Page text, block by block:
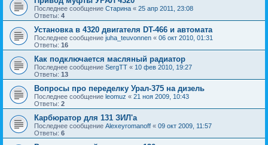
Последнее сообщение Старина « 25 апр 2011, 23:08
Ответы: 4
Установка в 4320 двигателя DT-466 и автомата
Последнее сообщение juha_teuvonnen « 06 окт 2010, 01:31
Ответы: 16
Как подключается масляный радиатор
Последнее сообщение SergTT « 10 фев 2010, 19:27
Ответы: 13
Вопросы про переделку Урал-375 на дизель
Последнее сообщение leomuz « 21 ноя 2009, 10:43
Ответы: 2
Карбюратор для 131 ЗИЛ'а
Последнее сообщение Alexeyromanoff « 09 окт 2009, 11:57
Ответы: 6